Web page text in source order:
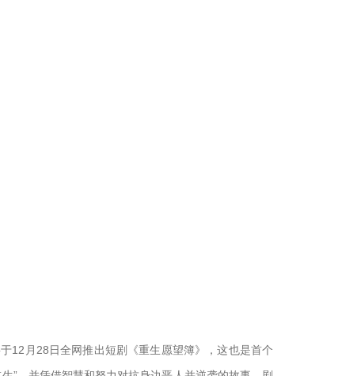
12月28日全网推出短剧《重生愿望簿》，这也是首个